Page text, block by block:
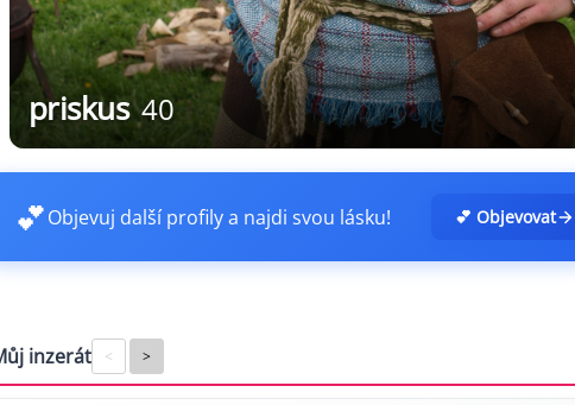
priskus 40
💕Objevuj další profily a najdi svou lásku! 💕 Objevovat
inzerát < >